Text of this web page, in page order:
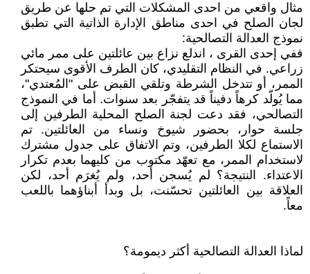
مثال واقعي من احدى المشكلات التي تم حلها عن طريق
لجان الصلح في احدى مناطق الإدارة الذاتية التي تطبق
نموذج العدالة التصالحية:
ففي إحدى القرى ، اندلع نزاع بين عائلتين على ممر مائي
زراعي. في النظام التقليدي، كان الطرف الأقوى سيحتكر
الممر، أو تتدخل الشرطة وتلقي القبض على "المُعتدي"،
مما يُولّد كرهاً دفيناً قد يتفجّر بعد سنوات. أما في النموذج
التصالحي، فقد دعت لجنة الصلح المحلية الطرفين إلى
جلسة حوار، بحضور شيوخ ونساء من العائلتين. تم
الاستماع لكلا الطرفين، وتم الاتفاق على جدول مشترك
لاستخدام الممر، مع تعهّد مكتوب من كليهما بعدم تكرار
الاعتداء. النتيجة؟ لم يُسجن أحد، ولم يُغرَم أحد، لكن
العلاقة بين العائلتين تحسّنت، بل وبدأ أبناؤهما باللعب
معاً.
لماذا العدالة التصالحية أكثر ديمومة؟